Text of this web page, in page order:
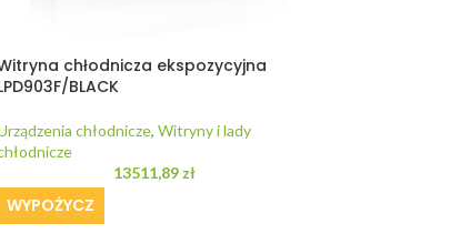
chłodnicza ekspozycyjna
BLACK
chłodnicze, Witryny i lady
13511,89 zł
WYPOŻYCZ